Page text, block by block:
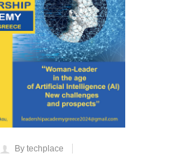
By techplace